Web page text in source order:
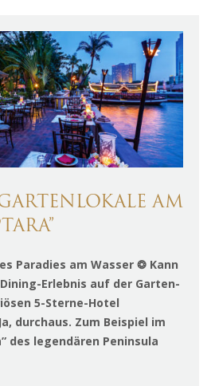
AM
Paradies am Wasser ❂ Kann
Erlebnis auf der Garten-
5-Sterne-Hotel
durchaus. Zum Beispiel im
des legendären Peninsula